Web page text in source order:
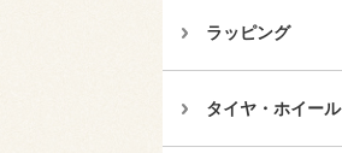
ラッピング
タイヤ・ホイール